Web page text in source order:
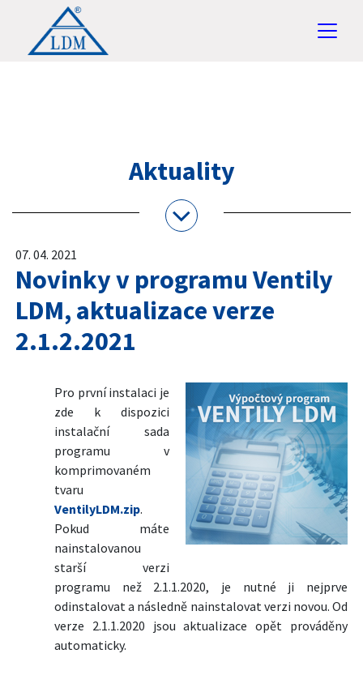
Aktuality
07. 04. 2021
Novinky v programu Ventily
LDM, aktualizace verze
2.1.2.2021
Pro první instalaci je
zde k dispozici
instalační sada
programu v
komprimovaném
tvaru
VentilyLDM.zip.
Pokud máte
nainstalovanou
starší verzi
programu než 2.1.1.2020, je nutné ji nejprve
odinstalovat a následně nainstalovat verzi novou. Od
verze 2.1.1.2020 jsou aktualizace opět prováděny
automaticky.